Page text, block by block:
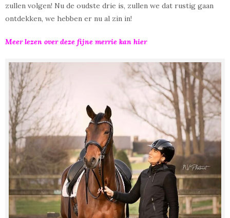
zullen volgen! Nu de oudste drie is, zullen we dat rustig gaan
ontdekken, we hebben er nu al zin in!
Meer lezen over deze fijne merrie kan hier